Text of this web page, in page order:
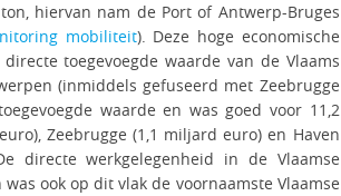
hiervan nam de Port of Antwerp-Bruges
mobiliteit). Deze hoge economische
toegevoegde waarde van de Vlaams
(inmiddels gefuseerd met Zeebrugge
waarde en was goed voor 11,2
Zeebrugge (1,1 miljard euro) en Haven
directe werkgelegenheid in de Vlaamse
ook op dit vlak de voornaamste Vlaamse